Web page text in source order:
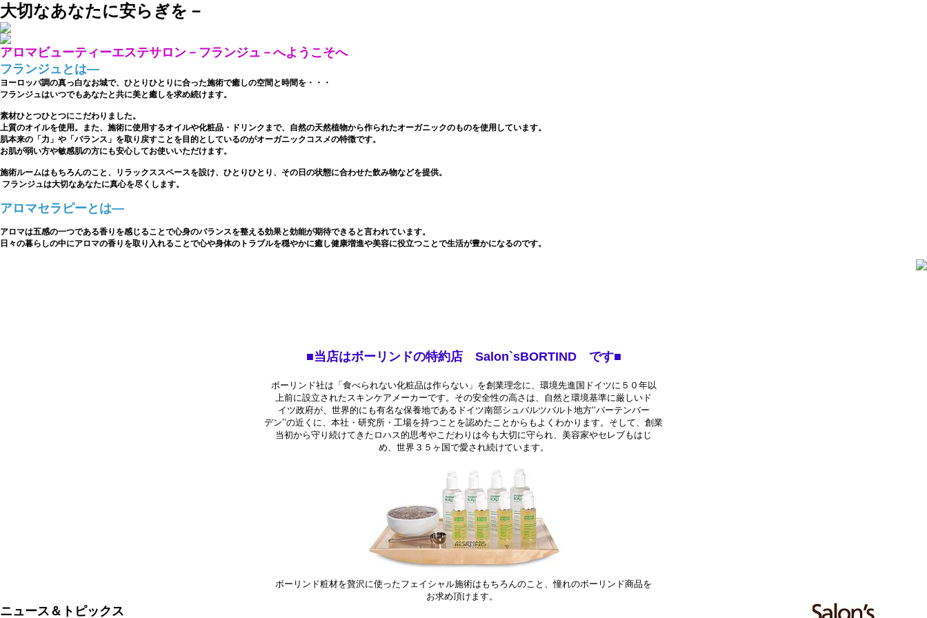
大切なあなたに安らぎを－
アロマビューティーエステサロン－フランジュ－へようこそへ
フランジュとは―
ヨーロッパ調の真っ白なお城で、ひとりひとりに合った施術で癒しの空間と時間を・・・
フランジュはいつでもあなたと共に美と癒しを求め続けます。
素材ひとつひとつにこだわりました。
上質のオイルを使用。また、施術に使用するオイルや化粧品・ドリンクまで、自然の天然植物から作られたオーガニックのものを使用しています。
肌本来の「力」や「バランス」を取り戻すことを 目的としているのがオーガニックコスメの特徴です。
お肌が弱い方や敏感肌の方にも安心してお使いいただけます。
施術ルームはもちろんのこと、リラックススペースを設け、ひとりひとり、その日の状態に合わせた飲み物などを提供。
フランジュは大切なあなたに真心を尽くします。
アロマセラピーとは―
アロマは五感の一つである香りを感じることで心身のバランスを整える効果と効能が期待できると言われています。
日々の暮らしの中にアロマの香りを取り入れることで心や身体のトラブルを穏やかに癒し健康増進や美容に役立つことで生活が豊かになるのです。
■当店はボーリンドの特約店 Salon`sBORTIND です■
ボーリンド社は「食べられない化粧品は作らない」を創業理念に、環境先進国ドイツに５０年以
上前に設立されたスキンケアメーカーです。その安全性の高さは、自然と環境基準に厳しいド
イツ政府が、世界的にも有名な保養地であるドイツ南部シュバルツバルト地方‘‘バーテンバー
デン’’の近くに、本社・研究所・工場を持つことを認めたことからもよくわかります。そして、創業
当初から守り続けてきたロハス的思考やこだわりは今も大切に守られ、美容家やセレブもはじ
め、世界３５ヶ国で愛され続けています。
ボーリンド粧材を贅沢に使ったフェイシャル施術はもちろんのこと、憧れのボーリンド商品を
お求め頂けます。
ニュース＆トピックス